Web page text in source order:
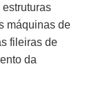
máquinas de
fileiras de
da